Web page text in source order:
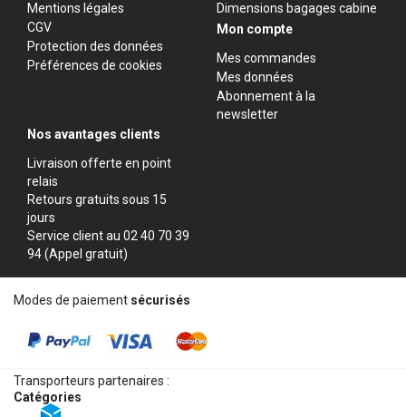
Mentions légales
CGV
Protection des données
Préférences de cookies
Dimensions bagages cabine
Mon compte
Mes commandes
Mes données
Abonnement à la
newsletter
Nos avantages clients
Livraison offerte en point
relais
Retours gratuits sous 15
jours
Service client au 02 40 70 39
94 (Appel gratuit)
Modes de paiement sécurisés
Transporteurs partenaires :
Catégories